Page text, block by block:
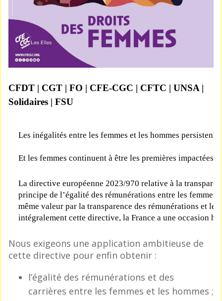
CFDT | CGT | FO | CFE-CGC | CFTC | UNSA |
Solidaires | FSU
Les inégalités entre les femmes et les hommes persistent
Et les femmes continuent à être les premières impactées
La directive européenne 2023/970 relative à la
principe de l’égalité des rémunérations entre les
même valeur par la transparence des rémunérations et
intégralement cette directive, la France a une occasion
Nous exigeons une application ambitieuse de
cette directive pour enfin obtenir :
l’égalité des rémunérations et des
carrières entre les femmes et les hommes ;